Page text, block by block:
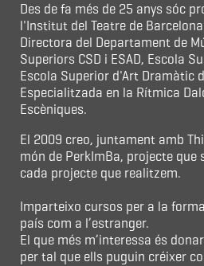
Des de fa més de 25 anys sóc
l'Institut del Teatre de
Directora del Departament de
Superiors CSD i ESAD, Escola
Escola Superior d'Art Dramàtic
Especialitzada en la Rítmica
Escèniques.
El 2009 creo, juntament amb
món de PerkImBa, projecte que
cada projecte que realitzem.
Imparteixo cursos per a la
país com a l’estranger.
El que més m’interessa és
per tal que ells puguin créixer